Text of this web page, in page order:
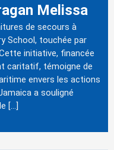
Melissa
de secours à
School, touchée par
initiative, financée
caritatif, témoigne de
envers les actions
a souligné
[…]